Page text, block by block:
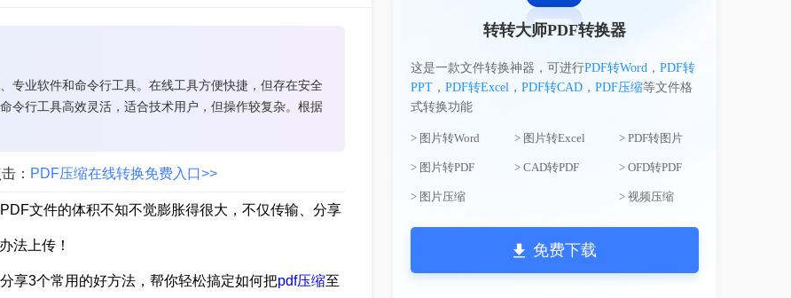
专业软件和命令行工具。在线工具方便快捷，但存在安全
令行工具高效灵活，适合技术用户，但操作较复杂。根据
： PDF压缩在线转换免费入口>>
文件的体积不知不觉膨胀得很大，不仅传输、分享
法上传！
享3个常用的好方法，帮你轻松搞定如何把pdf压缩至
转转大师PDF转换器
这是一款文件转换神器，可进行PDF转Word， PDF转
PPT， PDF转Excel， PDF转CAD， PDF压缩等文件格
式转换功能
> 图片转Word > 图片转Excel > PDF转图片
> 图片转PDF > CAD转PDF > OFD转PDF
> 图片压缩 > 视频压缩
免费下载